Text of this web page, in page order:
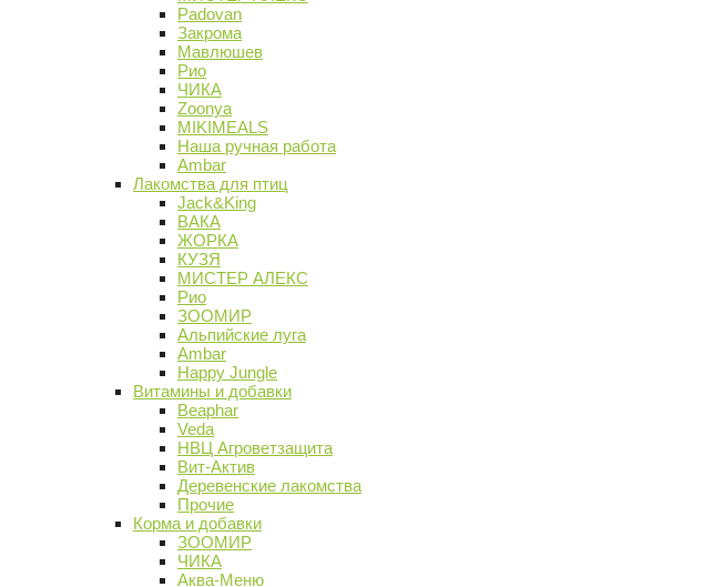
Padovan
Закрома
Мавлюшев
Рио
ЧИКА
Zoonya
MIKIMEALS
Наша ручная работа
Ambar
Лакомства для птиц
Jack&King
ВАКА
ЖОРКА
КУЗЯ
МИСТЕР АЛЕКС
Рио
ЗООМИР
Альпийские луга
Ambar
Happy Jungle
Витамины и добавки
Beaphar
Veda
НВЦ Агроветзащита
Вит-Актив
Деревенские лакомства
Прочие
Корма и добавки
ЗООМИР
ЧИКА
Аква-Меню